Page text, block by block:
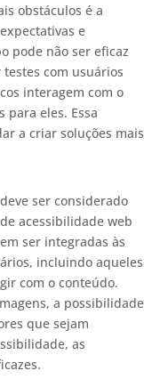
obstáculos é a
e
pode não ser eficaz
com usuários
interagem com o
para eles. Essa
a criar soluções mais
ser considerado
acessibilidade web
ser integradas às
incluindo aqueles
com o conteúdo.
a possibilidade
que sejam
as